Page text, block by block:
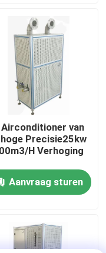
Airconditioner van
Precisie25kw
H Verhoging
Aanvraag sturen